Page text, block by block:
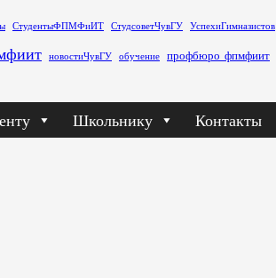
СтудентыФПМФиИТ СтудсоветЧувГУ УспехиГимназистов
новостиЧувГУ обучение профбюро_фпмфиит
Школьнику Контакты